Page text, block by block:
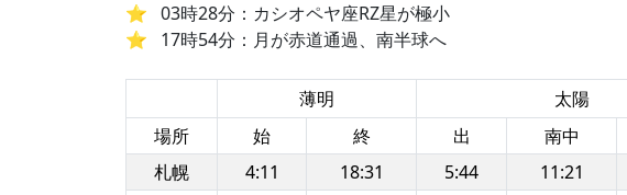
03時28分：カシオペヤ座RZ星が極小
17時54分：月が赤道通過、南半球へ
薄明 太陽
場所
始 終 出 南中
札幌
4:11 18:31 5:44 11:21